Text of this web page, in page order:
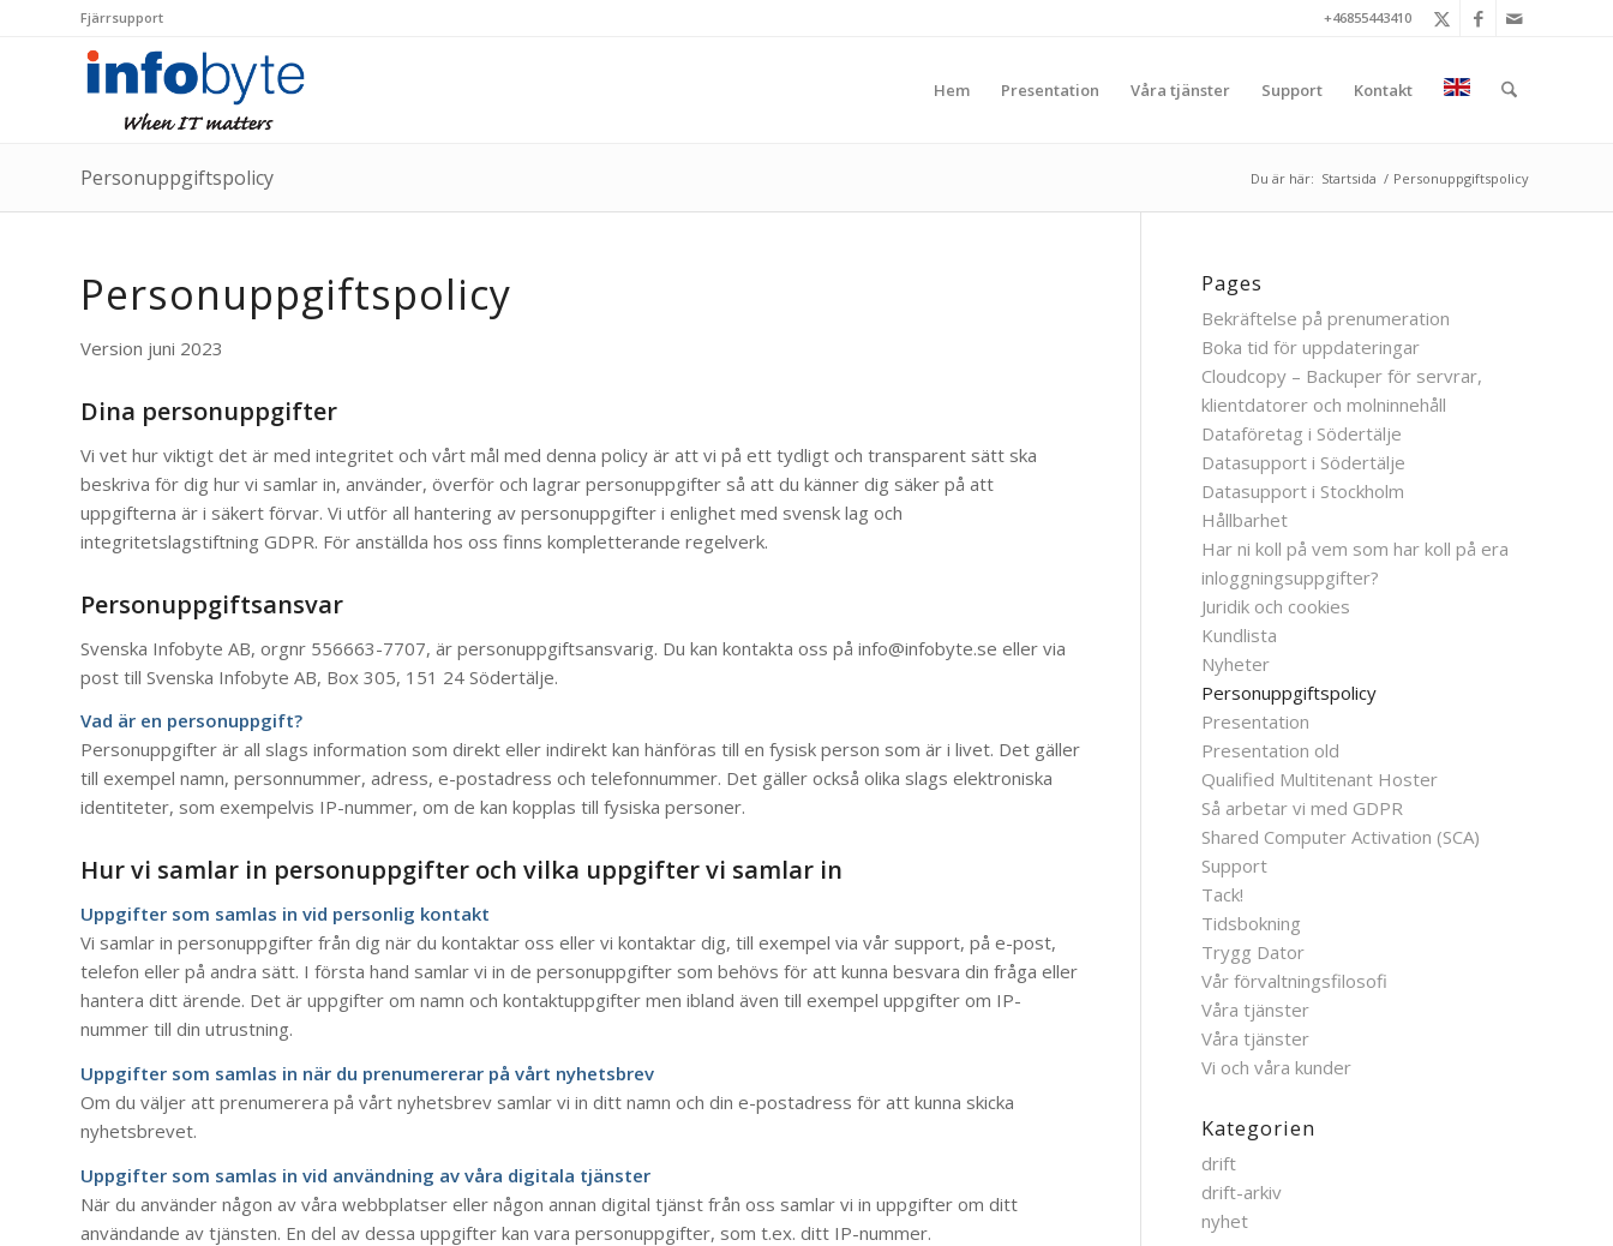
Fjärrsupport +46855443410
Hem Presentation Våra tjänster Support Kontakt
Personuppgiftspolicy Du är här: Startsida / Personuppgiftspolicy
Personuppgiftspolicy
Version juni 2023
Dina personuppgifter
Vi vet hur viktigt det är med integritet och vårt mål med denna policy är att vi på ett tydligt och transparent sätt ska
beskriva för dig hur vi samlar in, använder, överför och lagrar personuppgifter så att du känner dig säker på att
uppgifterna är i säkert förvar. Vi utför all hantering av personuppgifter i enlighet med svensk lag och
integritetslagstiftning GDPR. För anställda hos oss finns kompletterande regelverk.
Personuppgiftsansvar
Svenska Infobyte AB, orgnr 556663-7707, är personuppgiftsansvarig. Du kan kontakta oss på info@infobyte.se eller via
post till Svenska Infobyte AB, Box 305, 151 24 Södertälje.
Vad är en personuppgift?
Personuppgifter är all slags information som direkt eller indirekt kan hänföras till en fysisk person som är i livet. Det gäller
till exempel namn, personnummer, adress, e-postadress och telefonnummer. Det gäller också olika slags elektroniska
identiteter, som exempelvis IP-nummer, om de kan kopplas till fysiska personer.
Hur vi samlar in personuppgifter och vilka uppgifter vi samlar in
Uppgifter som samlas in vid personlig kontakt
Vi samlar in personuppgifter från dig när du kontaktar oss eller vi kontaktar dig, till exempel via vår support, på e-post,
telefon eller på andra sätt. I första hand samlar vi in de personuppgifter som behövs för att kunna besvara din fråga eller
hantera ditt ärende. Det är uppgifter om namn och kontaktuppgifter men ibland även till exempel uppgifter om IP-
nummer till din utrustning.
Uppgifter som samlas in när du prenumererar på vårt nyhetsbrev
Om du väljer att prenumerera på vårt nyhetsbrev samlar vi in ditt namn och din e-postadress för att kunna skicka
nyhetsbrevet.
Uppgifter som samlas in vid användning av våra digitala tjänster
När du använder någon av våra webbplatser eller någon annan digital tjänst från oss samlar vi in uppgifter om ditt
användande av tjänsten. En del av dessa uppgifter kan vara personuppgifter, som t.ex. ditt IP-nummer.
Pages
Bekräftelse på prenumeration
Boka tid för uppdateringar
Cloudcopy – Backuper för servrar,
klientdatorer och molninnehåll
Dataföretag i Södertälje
Datasupport i Södertälje
Datasupport i Stockholm
Hållbarhet
Har ni koll på vem som har koll på era
inloggningsuppgifter?
Juridik och cookies
Kundlista
Nyheter
Personuppgiftspolicy
Presentation
Presentation old
Qualified Multitenant Hoster
Så arbetar vi med GDPR
Shared Computer Activation (SCA)
Support
Tack!
Tidsbokning
Trygg Dator
Vår förvaltningsfilosofi
Våra tjänster
Våra tjänster
Vi och våra kunder
Kategorien
drift
drift-arkiv
nyhet